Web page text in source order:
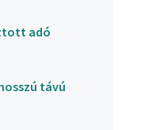
adó
távú